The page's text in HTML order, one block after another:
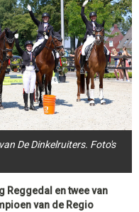
De Dinkelruiters. Foto's
Reggedal en twee van
van de Regio